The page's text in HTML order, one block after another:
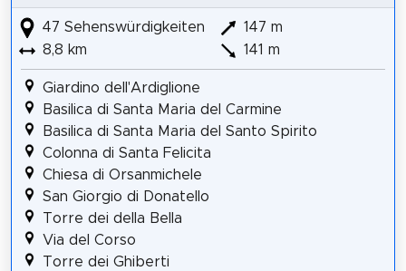
47 Sehenswürdigkeiten
8,8 km
147 m
141 m
Giardino dell'Ardiglione
Basilica di Santa Maria del Carmine
Basilica di Santa Maria del Santo Spirito
Colonna di Santa Felicita
Chiesa di Orsanmichele
San Giorgio di Donatello
Torre dei della Bella
Via del Corso
Torre dei Ghiberti